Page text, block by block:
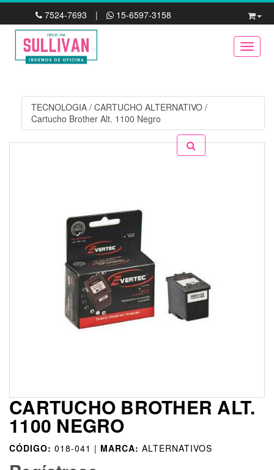
7524-7693 | 15-6597-3158
TECNOLOGIA / CARTUCHO ALTERNATIVO /
Cartucho Brother Alt. 1100 Negro
CARTUCHO BROTHER ALT.
1100 NEGRO
CÓDIGO: 018-041 | MARCA: ALTERNATIVOS